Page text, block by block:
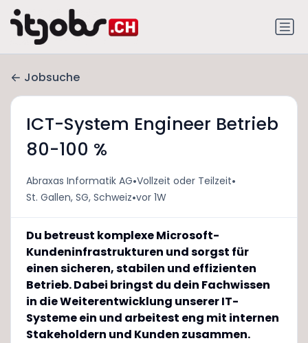
Jobsuche
ICT-System Engineer Betrieb
80-100 %
Abraxas Informatik AG•Vollzeit oder Teilzeit•
St. Gallen, SG, Schweiz•vor 1W
Du betreust komplexe Microsoft-
Kundeninfrastrukturen und sorgst für
einen sicheren, stabilen und effizienten
Betrieb. Dabei bringst du dein Fachwissen
in die Weiterentwicklung unserer IT-
Systeme ein und arbeitest eng mit internen
Stakeholdern und Kunden zusammen.